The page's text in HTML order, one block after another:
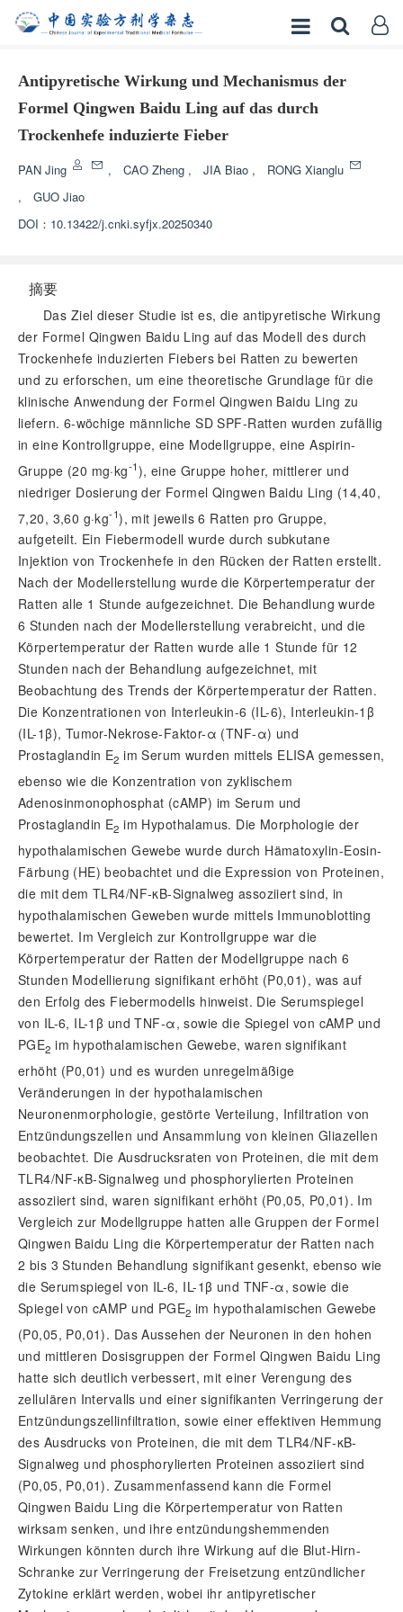
Antipyretische Wirkung und Mechanismus der
Formel Qingwen Baidu Ling auf das durch
Trockenhefe induzierte Fieber
PAN Jing , CAO Zheng , JIA Biao ,
RONG Xianglu
,
GUO Jiao
DOI： 10.13422/j.cnki.syfjx.20250340
摘要
Das Ziel dieser Studie ist es, die antipyretische Wirkung
der Formel Qingwen Baidu Ling auf das Modell des durch
Trockenhefe induzierten Fiebers bei Ratten zu bewerten
und zu erforschen, um eine theoretische Grundlage für die
klinische Anwendung der Formel Qingwen Baidu Ling zu
liefern. 6-wöchige männliche SD SPF-Ratten wurden zufällig
in eine Kontrollgruppe, eine Modellgruppe, eine Aspirin-
Gruppe (20 mg·kg-1), eine Gruppe hoher, mittlerer und
niedriger Dosierung der Formel Qingwen Baidu Ling (14,40,
7,20, 3,60 g·kg-1), mit jeweils 6 Ratten pro Gruppe,
aufgeteilt. Ein Fiebermodell wurde durch subkutane
Injektion von Trockenhefe in den Rücken der Ratten erstellt.
Nach der Modellerstellung wurde die Körpertemperatur der
Ratten alle 1 Stunde aufgezeichnet. Die Behandlung wurde
6 Stunden nach der Modellerstellung verabreicht, und die
Körpertemperatur der Ratten wurde alle 1 Stunde für 12
Stunden nach der Behandlung aufgezeichnet, mit
Beobachtung des Trends der Körpertemperatur der Ratten.
Die Konzentrationen von Interleukin-6 (IL-6), Interleukin-1 β
(IL-1 β), Tumor-Nekrose-Faktor-α (TNF-α) und
Prostaglandin E2 im Serum wurden mittels ELISA gemessen,
ebenso wie die Konzentration von zyklischem
Adenosinmonophosphat (cAMP) im Serum und
Prostaglandin E2 im Hypothalamus. Die Morphologie der
hypothalamischen Gewebe wurde durch Hämatoxylin-Eosin-
Färbung (HE) beobachtet und die Expression von Proteinen,
die mit dem TLR4/NF-κB-Signalweg assoziiert sind, in
hypothalamischen Geweben wurde mittels Immunoblotting
bewertet. Im Vergleich zur Kontrollgruppe war die
Körpertemperatur der Ratten der Modellgruppe nach 6
Stunden Modellierung signifikant erhöht (P0,01), was auf
den Erfolg des Fiebermodells hinweist. Die Serumspiegel
von IL-6, IL-1 β und TNF-α, sowie die Spiegel von cAMP und
PGE2 im hypothalamischen Gewebe, waren signifikant
erhöht (P0,01) und es wurden unregelmäßige
Veränderungen in der hypothalamischen
Neuronenmorphologie, gestörte Verteilung, Infiltration von
Entzündungszellen und Ansammlung von kleinen Gliazellen
beobachtet. Die Ausdrucksraten von Proteinen, die mit dem
TLR4/NF-κB-Signalweg und phosphorylierten Proteinen
assoziiert sind, waren signifikant erhöht (P0,05, P0,01). Im
Vergleich zur Modellgruppe hatten alle Gruppen der Formel
Qingwen Baidu Ling die Körpertemperatur der Ratten nach
2 bis 3 Stunden Behandlung signifikant gesenkt, ebenso wie
die Serumspiegel von IL-6, IL-1 β und TNF-α, sowie die
Spiegel von cAMP und PGE2 im hypothalamischen Gewebe
(P0,05, P0,01). Das Aussehen der Neuronen in den hohen
und mittleren Dosisgruppen der Formel Qingwen Baidu Ling
hatte sich deutlich verbessert, mit einer Verengung des
zellulären Intervalls und einer signifikanten Verringerung der
Entzündungszellinfiltration, sowie einer effektiven Hemmung
des Ausdrucks von Proteinen, die mit dem TLR4/NF-κB-
Signalweg und phosphorylierten Proteinen assoziiert sind
(P0,05, P0,01). Zusammenfassend kann die Formel
Qingwen Baidu Ling die Körpertemperatur von Ratten
wirksam senken, und ihre entzündungshemmenden
Wirkungen könnten durch ihre Wirkung auf die Blut-Hirn-
Schranke zur Verringerung der Freisetzung entzündlicher
Zytokine erklärt werden, wobei ihr antipyretischer